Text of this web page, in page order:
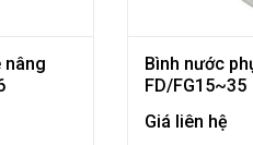
nâng
Bình nước
FD/FG15~35
Giá liên hệ